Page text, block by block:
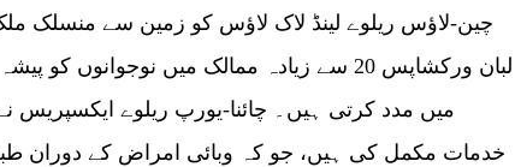
چین-لاؤس ریلوے لینڈ لاک لاؤس کو زمین سے منسلک
لبان ورکشاپس 20 سے زیادہ ممالک میں
خدمات مکمل کی ہیں، جو کہ وبائی امراض کے دوران